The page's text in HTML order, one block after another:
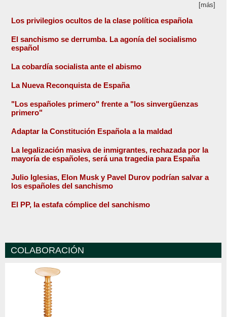
[más]
Los privilegios ocultos de la clase política española
El sanchismo se derrumba. La agonía del socialismo
español
La cobardía socialista ante el abismo
La Nueva Reconquista de España
"Los españoles primero" frente a "los sinvergüenzas
primero"
Adaptar la Constitución Española a la maldad
La legalización masiva de inmigrantes, rechazada por la
mayoría de españoles, será una tragedia para España
Julio Iglesias, Elon Musk y Pavel Durov podrían salvar a
los españoles del sanchismo
El PP, la estafa cómplice del sanchismo
COLABORACIÓN